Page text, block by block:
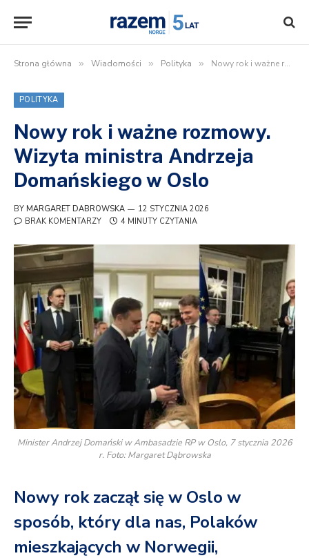
Strona główna » Wiadomości » Polityka » Nowy rok i ważne rozmowy. Wizyta ministra Andrzeja Domańskiego w Oslo
POLITYKA
Nowy rok i ważne rozmowy.
Wizyta ministra Andrzeja
Domańskiego w Oslo
BY MARGARET DABROWSKA
12 STYCZNIA 2026
BRAK KOMENTARZY
4 MINUTY CZYTANIA
Minister Andrzej Domański w Ambasadzie RP w Oslo, 7 stycznia 2026
r. Foto: Margaret Dąbrowska
Nowy rok zaczął się w Oslo w
sposób, który dla nas, Polaków
mieszkających w Norwegii,